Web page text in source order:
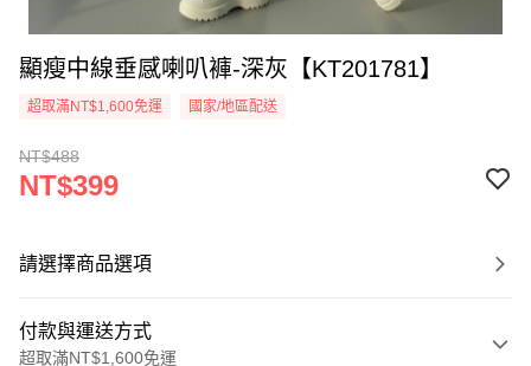
顯瘦中線垂感喇叭褲-深灰【KT201781】
超取滿NT$1,600免運 國家/地區配送
NT$488
NT$399
請選擇商品選項
付款與運送方式
超取滿NT$1,600免運